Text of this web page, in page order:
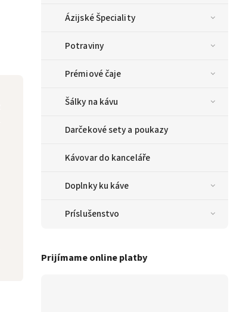
Ázijské Špeciality
Potraviny
Prémiové čaje
Šálky na kávu
Darčekové sety a poukazy
Kávovar do kanceláře
Doplnky ku káve
Príslušenstvo
Prijímame online platby